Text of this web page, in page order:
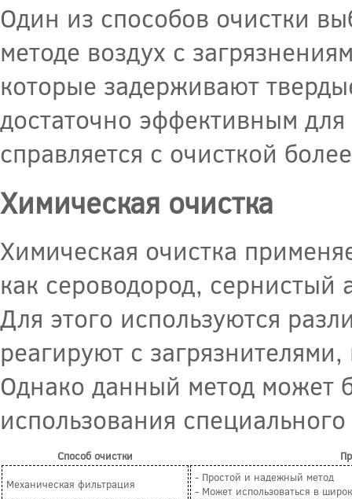
Один из способов очистки
методе воздух с
которые задерживают
достаточно эффективным
справляется с очисткой
Химическая очистка
Химическая очистка
как сероводород,
Для этого используются
реагируют с
Однако данный метод может
использования
Способ очистки
Механическая фильтрация
- Простой и надежный метод
- Может использоваться в